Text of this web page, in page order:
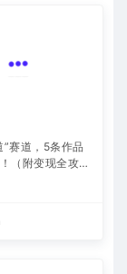
”赛道，5条作品
（附变现全攻